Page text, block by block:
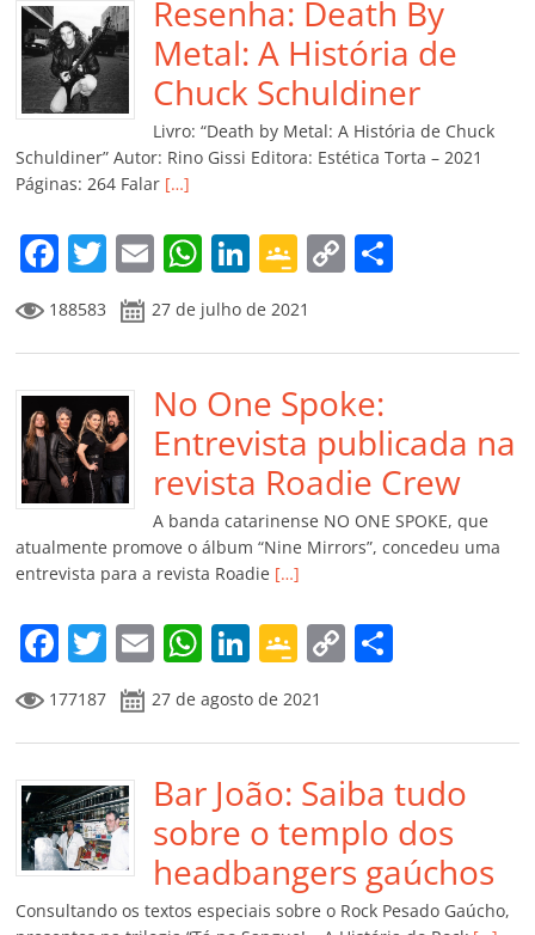
b
o
o
k
A
p
p
dI
n
e
Cl
a
ss
ro
m
Li
n
k
ar
til
h
ar
Resenha: Death By
Metal: A História de
Chuck Schuldiner
Livro: “Death by Metal: A História de Chuck
Schuldiner” Autor: Rino Gissi Editora: Estética Torta – 2021
Páginas: 264 Falar […]
F
a
c
e
b
o
o
k
T
w
itt
er
E
m
ai
l
W
h
at
s
A
p
p
Li
n
k
e
dI
n
G
o
o
gl
e
Cl
a
ss
ro
o
m
C
y
Li
n
k
p
til
h
ar
188583 27 de julho de 2021
No One Spoke:
Entrevista publicada na
revista Roadie Crew
A banda catarinense NO ONE SPOKE, que
atualmente promove o álbum “Nine Mirrors”, concedeu uma
entrevista para a revista Roadie […]
F
a
c
e
b
o
o
k
T
w
itt
er
E
m
ai
l
W
at
s
A
p
p
Li
n
k
e
dI
n
G
o
o
gl
e
Cl
a
ss
C
y
Li
n
k
p
ar
til
h
ar
177187 27 de agosto de 2021
Bar João: Saiba tudo
sobre o templo dos
headbangers gaúchos
Consultando os textos especiais sobre o Rock Pesado Gaúcho,